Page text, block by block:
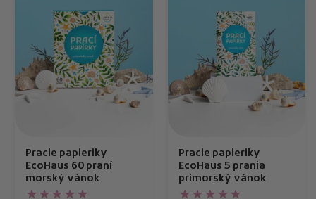
Pracie papieriky
EcoHaus 60 praní
morský vánok
Pracie papieriky
EcoHaus 5 prania
prímorský vánok